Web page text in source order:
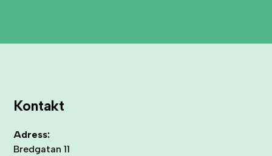
Kontakt
Adress:
Bredgatan 11